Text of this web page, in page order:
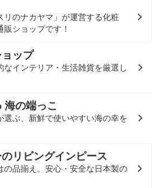
リのナカヤマ」が運営する化粧
ショップです！
ップ
なインテリア・生活雑貨を厳選し
海の端っこ
選ぶ、新鮮で使いやすい海の幸を
リビングインピース
の品揃え。安心・安全な日本製の